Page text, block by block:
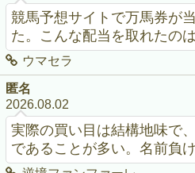
競馬予想サイトで万馬券が
た。こんな配当を取れたの
ウマセラ
匿名
2026.08.02
実際の買い目は結構地味で
であることが多い。名前負